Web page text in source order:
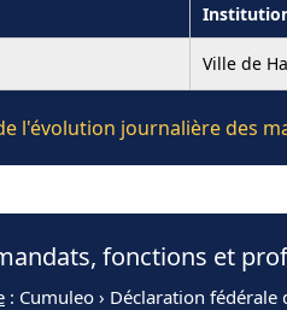
Ville de
l'évolution journalière des
fonctions et
: Cumuleo › Déclaration